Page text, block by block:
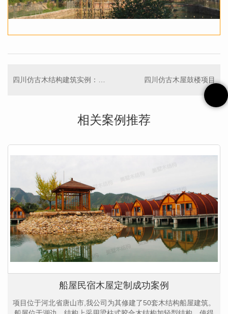
四川仿古木结构建筑实例：景区仿古木建 四川仿古木屋鼓楼项目
相关案例推荐
船屋民宿木屋定制成功案例
项目位于河北省唐山市,我公司为其修建了50套木结构船屋建筑。